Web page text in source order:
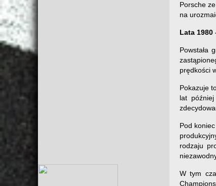
Porsche
na
Lata 1980
Powstała
prędkości
Pokazuje
lat
Pod
rodzaju
W tym